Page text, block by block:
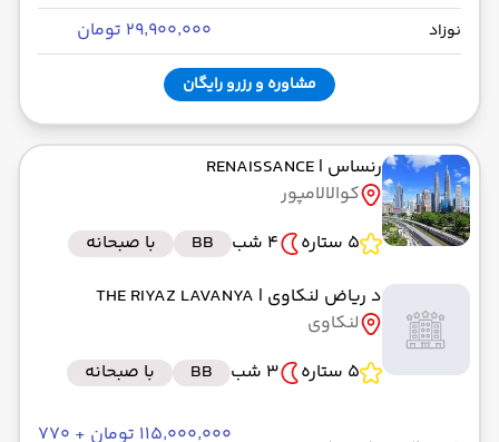
نوزاد ۲۹٬۹۰۰٬۰۰۰ تومان
مشاوره و رزرو رایگان
رنساس | RENAISSANCE
کوالالامپور
5 ستاره
4 شب BB
با صبحانه
د ریاض لنکاوی | THE RIYAZ LAVANYA
لنکاوی
5 ستاره
3 شب BB با صبحانه
۱۱۵٬۰۰۰٬۰۰۰ تومان + ۷۷۰